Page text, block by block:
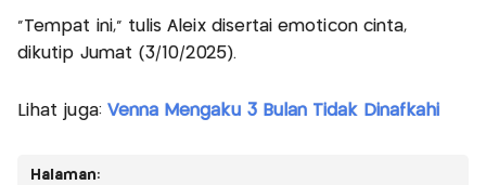
“Tempat ini,” tulis Aleix disertai emoticon cinta,
dikutip Jumat (3/10/2025).
Lihat juga: Venna Mengaku 3 Bulan Tidak Dinafkahi
Halaman: